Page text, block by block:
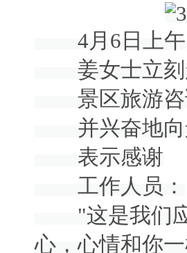
4月6日上午
姜女士立刻
景区旅游咨
并兴奋地向
表示感谢
工作人员：
"这是我们应
心，心情和你